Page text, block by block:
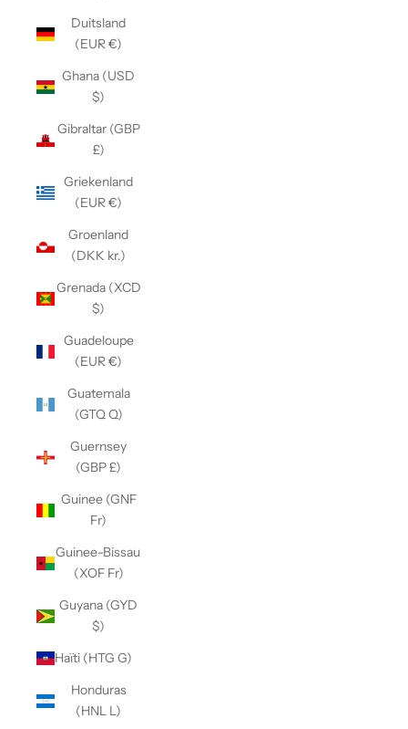
Duitsland
(EUR €)
Ghana (USD
$)
Gibraltar (GBP
£)
Griekenland
(EUR €)
Groenland
(DKK kr.)
Grenada (XCD
$)
Guadeloupe
(EUR €)
Guatemala
(GTQ Q)
Guernsey
(GBP £)
Guinee (GNF
Fr)
Guinee-Bissau
(XOF Fr)
Guyana (GYD
$)
Haïti (HTG G)
Honduras
(HNL L)